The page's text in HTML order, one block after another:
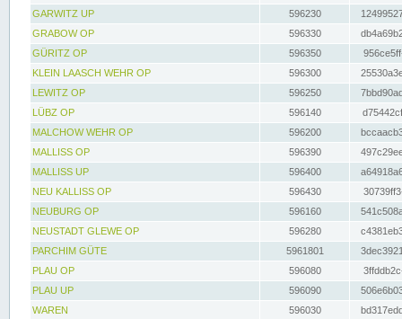
GARWITZ UP
596230
GRABOW OP
596330
GÜRITZ OP
596350
KLEIN LAASCH WEHR OP
596300
LEWITZ OP
596250
LÜBZ OP
596140
MALCHOW WEHR OP
596200
MALLISS OP
596390
MALLISS UP
596400
NEU KALLISS OP
596430
NEUBURG OP
596160
NEUSTADT GLEWE OP
596280
PARCHIM GÜTE
5961801
PLAU OP
596080
PLAU UP
596090
WAREN
596030